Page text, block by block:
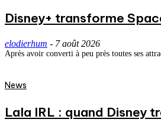
Disney+ transforme
elodierhum - 7 août 2026
Après avoir converti à peu près toutes ses
News
Lala IRL : quand Disney